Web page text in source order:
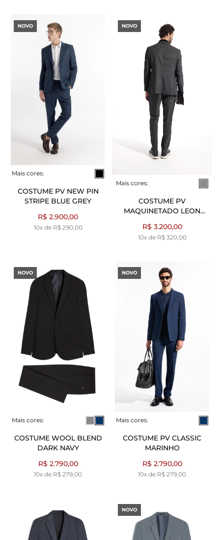
Mais cores:
COSTUME PV NEW PIN
STRIPE BLUE GREY
R$ 2.900,00
10x de R$ 290,00
NOVO
Mais cores:
COSTUME PV
MAQUINETADO LEON
R$ 3.200,00
10x de R$ 320,00
NOVO
Mais cores:
COSTUME WOOL BLEND
DARK NAVY
R$ 2.790,00
10x de R$ 279,00
NOVO
Mais cores:
COSTUME PV CLASSIC
MARINHO
R$ 2.790,00
10x de R$ 279,00
NOVO
NOVO